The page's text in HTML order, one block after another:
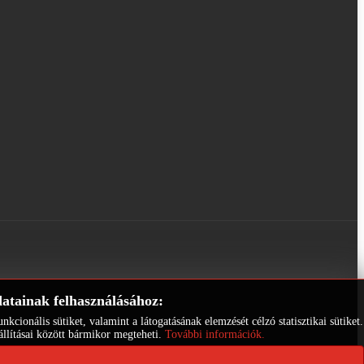
felhasználásához:
sütiket, valamint a látogatásának elemzését célzó statisztikai sütiket.
között bármikor megteheti. További információk.